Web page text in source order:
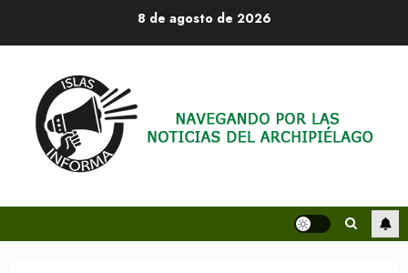
8 de agosto de 2026